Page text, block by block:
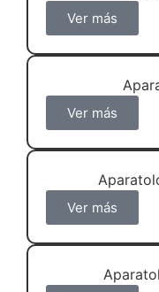
Ver más
Ver más
Ver más